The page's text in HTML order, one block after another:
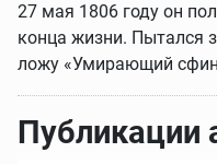
27 мая 1806 году он
конца жизни. Пытался
ложу «Умирающий
Публикации